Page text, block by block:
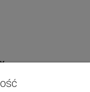
4727 3720